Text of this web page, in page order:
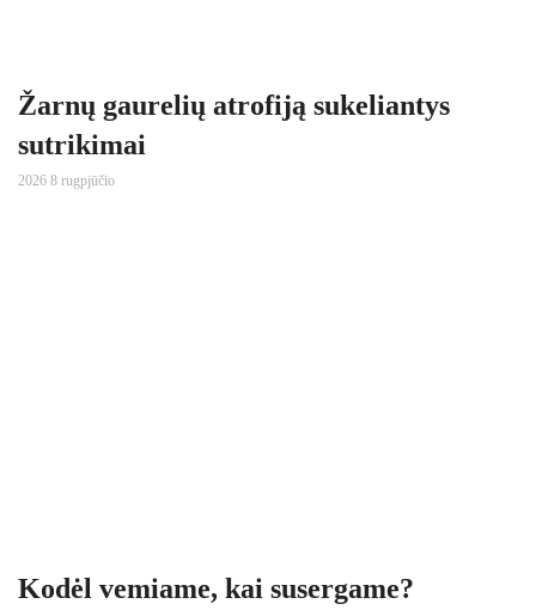
Žarnų gaurelių atrofiją sukeliantys
sutrikimai
2026 8 rugpjūčio
Kodėl vemiame, kai susergame?